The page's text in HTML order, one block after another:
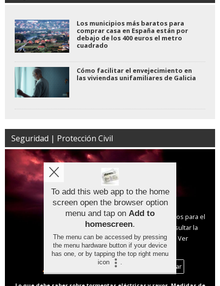
Los municipios más baratos para
comprar casa en España están por
debajo de los 400 euros el metro
cuadrado
Cómo facilitar el envejecimiento en
las viviendas unifamiliares de Galicia
Seguridad | Protección Civil
Aviso sobre el Uso de cookies:
Utilizamos cookies nuestras y de terceros para el
funcionamiento del digital. Puedes consultar la
lista de cookies y como desconectarlas.
Ver
nuestra Política de Privacidad y Cookies
Aceptar Cookies
Personalizar
To add this web app to the home
screen open the browser option
menu and tap on Add to
homescreen.
The menu can be accessed by pressing
the menu hardware button if your device
has one, or by tapping the top right menu
icon
.